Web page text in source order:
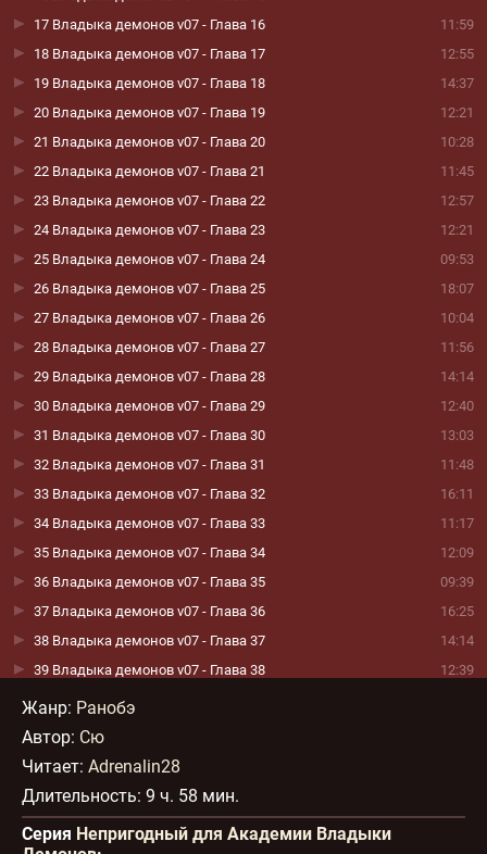
11:59
17 Владыка демонов v07 - Глава 16
12:55
18 Владыка демонов v07 - Глава 17
14:37
19 Владыка демонов v07 - Глава 18
12:21
20 Владыка демонов v07 - Глава 19
10:28
21 Владыка демонов v07 - Глава 20
11:45
22 Владыка демонов v07 - Глава 21
12:57
23 Владыка демонов v07 - Глава 22
12:21
24 Владыка демонов v07 - Глава 23
09:53
25 Владыка демонов v07 - Глава 24
18:07
26 Владыка демонов v07 - Глава 25
10:04
27 Владыка демонов v07 - Глава 26
11:56
28 Владыка демонов v07 - Глава 27
14:14
29 Владыка демонов v07 - Глава 28
12:40
30 Владыка демонов v07 - Глава 29
13:03
31 Владыка демонов v07 - Глава 30
11:48
32 Владыка демонов v07 - Глава 31
16:11
33 Владыка демонов v07 - Глава 32
11:17
34 Владыка демонов v07 - Глава 33
12:09
35 Владыка демонов v07 - Глава 34
09:39
36 Владыка демонов v07 - Глава 35
16:25
37 Владыка демонов v07 - Глава 36
14:14
38 Владыка демонов v07 - Глава 37
12:39
39 Владыка демонов v07 - Глава 38
40 Владыка демонов v07 - Глава 39
41 Владыка демонов v07 - Глава 40
42 Владыка демонов v07 - Глава 41
43 Владыка демонов v07 - Глава 42
16:38
44 Владыка демонов v07 - Глава 43
45 Владыка демонов v07 - Глава 44
Жанр: Ранобэ
Автор: Сю
Читает: Adrenalin28
Длительность: 9 ч. 58 мин.
Серия Непригодный для Академии Владыки